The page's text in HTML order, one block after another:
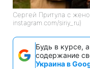
Сергей Притула с
instagram.com/siriy_ru)
Будь в курсе,
содержание
Украина в